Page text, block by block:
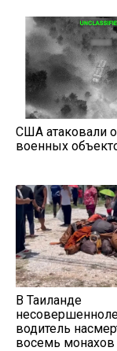
США атаковали
военных
В Таиланде
водитель
восемь монахов